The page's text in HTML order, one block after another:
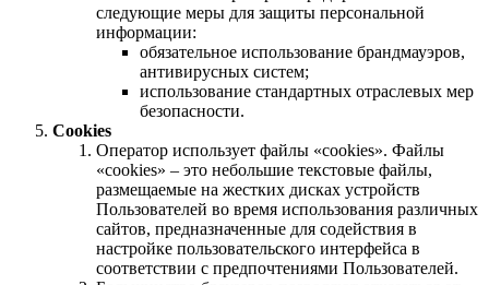
следующие меры для защиты персональной
информации:
обязательное использование брандмауэров,
антивирусных систем;
использование стандартных отраслевых мер
безопасности.
Cookies
Оператор использует файлы «cookies». Файлы
«cookies» – это небольшие текстовые файлы,
размещаемые на жестких дисках устройств
Пользователей во время использования различных
сайтов, предназначенные для содействия в
настройке пользовательского интерфейса в
соответствии с предпочтениями Пользователей.